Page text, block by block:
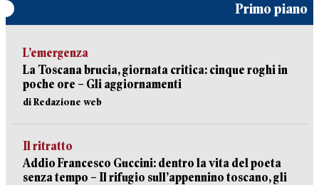
Primo piano
L’emergenza
La Toscana brucia, giornata critica: cinque roghi in
poche ore – Gli aggiornamenti
di Redazione web
Il ritratto
Addio Francesco Guccini: dentro la vita del poeta
senza tempo – Il rifugio sull’appennino toscano, gli